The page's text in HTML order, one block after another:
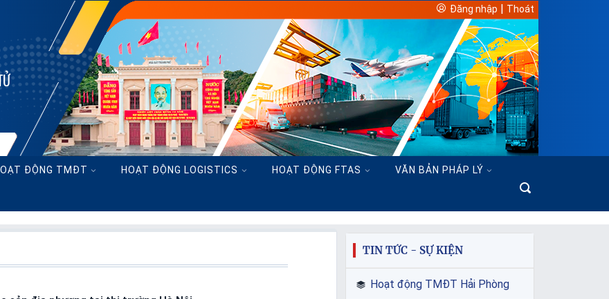
Hải Phòng Đăng nhập | Thoát
ĐỘNG TMĐT HOẠT ĐỘNG LOGISTICS HOẠT ĐỘNG FTAS VĂN BẢN PHÁP LÝ
TIN TỨC - SỰ KIỆN
Hoạt động TMĐT Hải Phòng